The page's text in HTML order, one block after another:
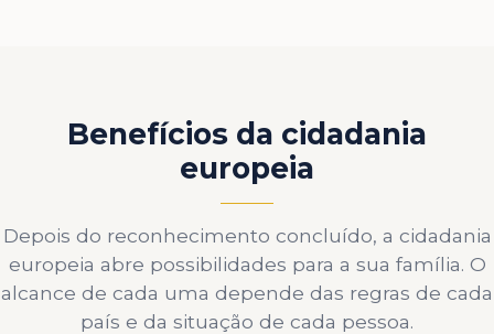
Benefícios da cidadania
europeia
Depois do reconhecimento concluído, a cidadania
europeia abre possibilidades para a sua família. O
alcance de cada uma depende das regras de cada
país e da situação de cada pessoa.